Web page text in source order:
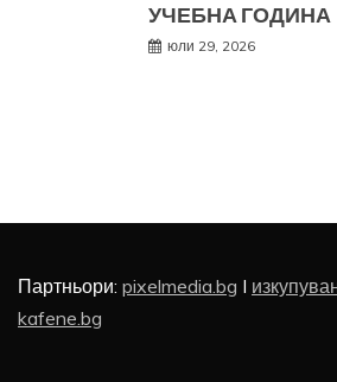
УЧЕБНА ГОДИНА
юли 29, 2026
Партньори: pixelmedia.bg I
kafene.bg